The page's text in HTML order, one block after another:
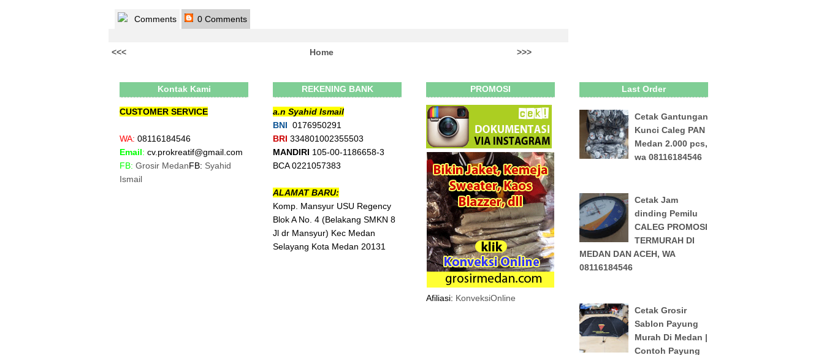
Comments 0 Comments
<<< >>>
Home
Kontak Kami
CUSTOMER SERVICE
WA: 08116184546
Email: cv.prokreatif@gmail.com
FB: Grosir MedanFB: Syahid
Ismail
REKENING BANK
a.n Syahid Ismail
BNI 0176950291
BRI 334801002355503
MANDIRI 105-00-1186658-3
BCA 0221057383
ALAMAT BARU:
Komp. Mansyur USU Regency
Blok A No. 4 (Belakang SMKN 8
Jl dr Mansyur) Kec Medan
Selayang Kota Medan 20131
PROMOSI
Afiliasi: KonveksiOnline
Last Order
Cetak Gantungan
Kunci Caleg PAN
Medan 2.000 pcs,
wa 08116184546
Cetak Jam
dinding Pemilu
CALEG PROMOSI
TERMURAH DI
MEDAN DAN ACEH, WA
08116184546
Cetak Grosir
Sablon Payung
Murah Di Medan |
Contoh Payung